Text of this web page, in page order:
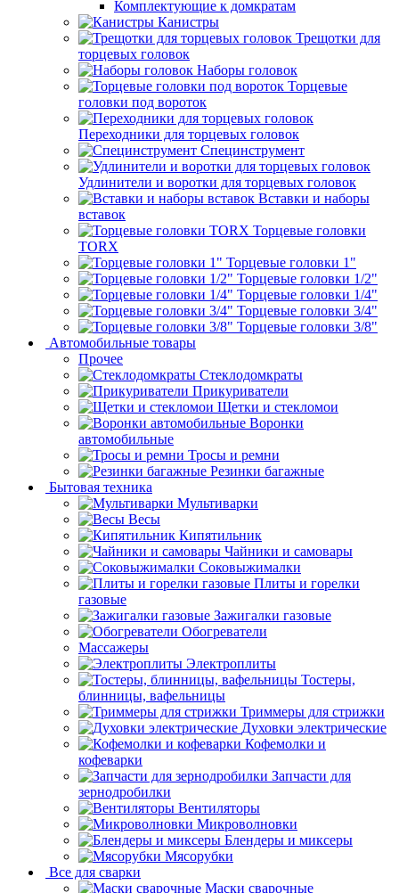
Комплектующие к домкратам
Канистры
Трещотки для
торцевых головок
Наборы головок
Торцевые
головки под вороток
Переходники для торцевых головок
Специнструмент
Удлинители и воротки для торцевых головок
Вставки и наборы
вставок
Торцевые головки
TORX
Торцевые головки 1"
Торцевые головки 1/2"
Торцевые головки 1/4"
Торцевые головки 3/4"
Торцевые головки 3/8"
Автомобильные товары
Прочее
Стеклодомкраты
Прикуриватели
Щетки и стекломои
Воронки
автомобильные
Тросы и ремни
Резинки багажные
Бытовая техника
Мультиварки
Весы
Кипятильник
Чайники и самовары
Соковыжималки
Плиты и горелки
газовые
Зажигалки газовые
Обогреватели
Массажеры
Электроплиты
Тостеры,
блинницы, вафельницы
Триммеры для стрижки
Духовки электрические
Кофемолки и
кофеварки
Запчасти для
зернодробилки
Вентиляторы
Микроволновки
Блендеры и миксеры
Мясорубки
Все для сварки
Маски сварочные